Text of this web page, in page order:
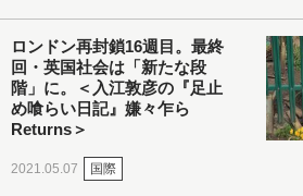
ロンドン再封鎖16週目。最終
回・英国社会は「新たな段
階」に。＜入江敦彦の『足止
め喰らい日記』嫌々乍ら
Returns＞
2021.05.07 国際